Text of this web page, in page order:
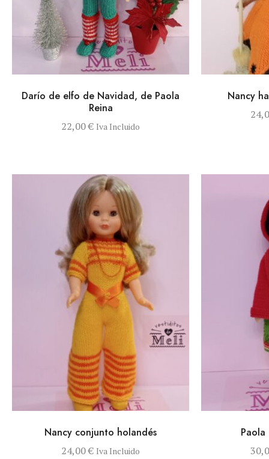
Darío de elfo de Navidad, de Paola
Reina
22,00€ Iva Incluido
Nancy
Nancy conjunto holandés
24,00€ Iva Incluido